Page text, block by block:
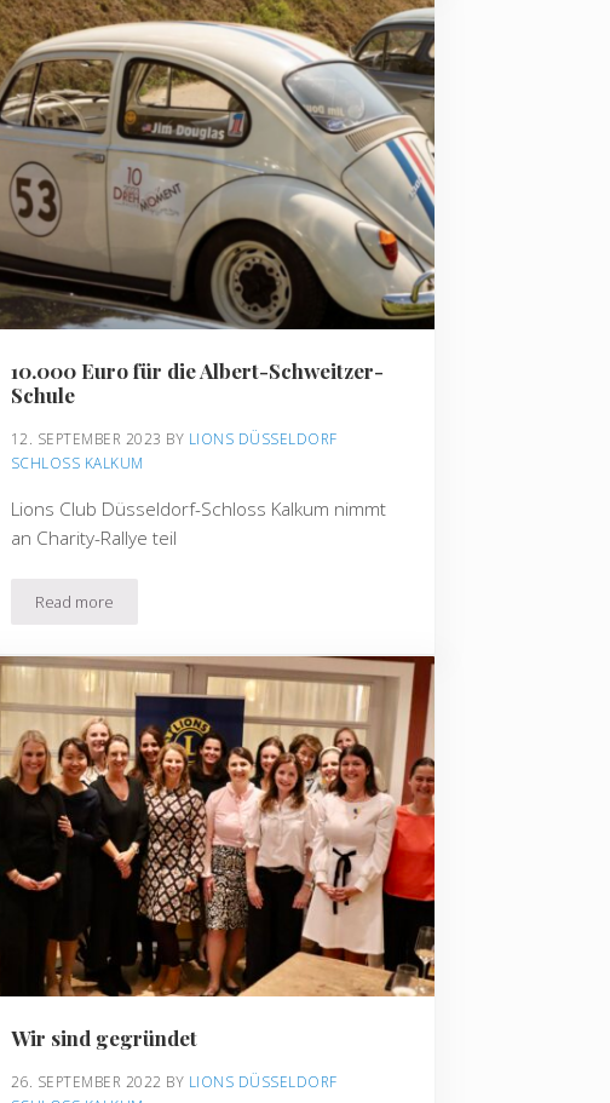
10.000 Euro für die Albert-Schweitzer-
Schule
12. SEPTEMBER 2023 BY LIONS DÜSSELDORF
SCHLOSS KALKUM
Lions Club Düsseldorf-Schloss Kalkum nimmt
an Charity-Rallye teil
Read more10.000 Euro für die Albert-Schweitzer-Schule
Wir sind gegründet
26. SEPTEMBER 2022 BY LIONS DÜSSELDORF